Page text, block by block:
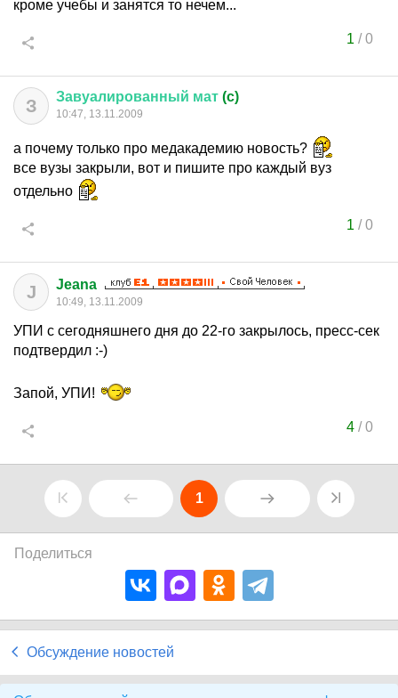
кроме учебы и занятся то нечем...
1 /0
З Завуалированный мат (c)
10:47, 13.11.2009
а почему только про медакадемию новость?
все вузы закрыли, вот и пишите про каждый вуз
отдельно
1 /0
J Jeana
10:49, 13.11.2009
УПИ с сегодняшнего дня до 22-го закрылось, пресс-сек
подтвердил :-)
Запой, УПИ!
4/0
1
Поделиться
Обсуждение новостей